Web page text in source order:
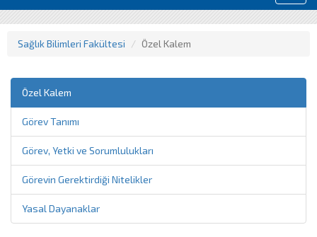
Sağlık Bilimleri Fakültesi Özel Kalem
Özel Kalem
Görev Tanımı
Görev, Yetki ve Sorumlulukları
Görevin Gerektirdiği Nitelikler
Yasal Dayanaklar